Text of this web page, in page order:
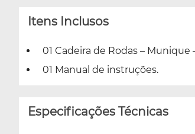
Itens Inclusos
01 Cadeira de Rodas – Munique
01 Manual de instruções.
Especificações Técnicas